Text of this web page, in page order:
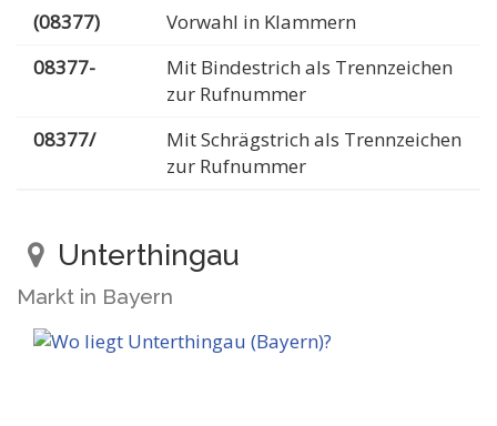
(08377)
Vorwahl in Klammern
08377-
Mit Bindestrich als Trennzeichen
zur Rufnummer
08377/
Mit Schrägstrich als Trennzeichen
zur Rufnummer
Unterthingau
Markt in Bayern